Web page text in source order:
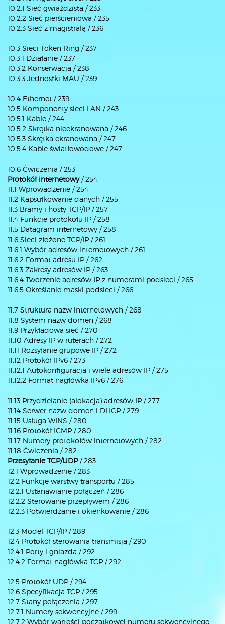
10.2.1 Sieć gwiaździsta / 233
10.2.2 Sieć pierścieniowa / 235
10.2.3 Sieć z magistralą / 236
10.3 Sieci Token Ring / 237
10.3.1 Działanie / 237
10.3.2 Konserwacja / 238
10.3.3 Jednostki MAU / 239
10.4 Ethernet / 239
10.5 Komponenty sieci LAN / 243
10.5.1 Kable / 244
10.5.2 Skrętka nieekranowana / 246
10.5.3 Skrętka ekranowana / 247
10.5.4 Kable światłowodowe / 247
10.6 Ćwiczenia / 253
Protokół internetowy/ 254
11.1 Wprowadzenie / 254
11.2 Kapsułkowanie danych / 255
11.3 Bramy i hosty TCP/IP / 257
11.4 Funkcje protokołu IP / 258
11.5 Datagram internetowy / 258
11.6 Sieci złożone TCP/IP / 261
11.6.1 Wybór adresów internetowych / 261
11.6.2 Format adresu IP / 262
11.6.3 Zakresy adresów IP / 263
11.6.4 Tworzenie adresów IP z numerami podsieci / 265
11.6.5 Określanie maski podsieci / 266
11.7 Struktura nazw internetowych / 268
11.8 System nazw domen / 268
11.9 Przykładowa sieć / 270
11.10 Adresy IP w ruterach / 272
11.11 Rozsyłanie grupowe IP / 272
11.12 Protokół IPv6 / 273
11.12.1 Autokonfiguracja i wiele adresów IP / 275
11.12.2 Format nagłówka IPv6 / 276
11.13 Przydzielanie (alokacja) adresów IP / 277
11.14 Serwer nazw domen i DHCP / 279
11.15 Usługa WINS / 280
11.16 Protokół ICMP / 280
11.17 Numery protokołów internetowych / 282
11.18 Ćwiczenia / 282
Przesyłanie TCP/UDP/ 283
12.1 Wprowadzenie / 283
12.2 Funkcje warstwy transportu / 285
12.2.1 Ustanawianie połączeń / 286
12.2.2 Sterowanie przepływem / 286
12.2.3 Potwierdzanie i okienkowanie / 286
12.3 Model TCP/IP / 289
12.4 Protokół sterowania transmisją / 290
12.4.1 Porty i gniazda / 292
12.4.2 Format nagłówka TCP / 292
12.5 Protokół UDP / 294
12.6 Specyfikacja TCP / 295
12.7 Stany połączenia / 297
12.7.1 Numery sekwencyjne / 299
12.7.2 Wybór wartości początkowej numeru sekwencyjnego